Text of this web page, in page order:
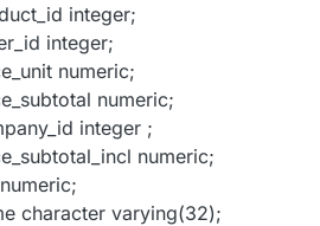
integer;
integer;
numeric;
numeric;
integer ;
numeric;
numeric;
character varying(32);